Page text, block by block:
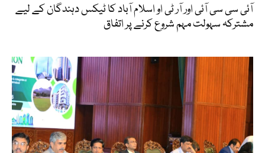
آئی سی سی آئی اور آر ٹی او اسلام آباد کا ٹیکس دہندگان کے لیے
مشترکہ سہولت مہم شروع کرنے پر اتفاق